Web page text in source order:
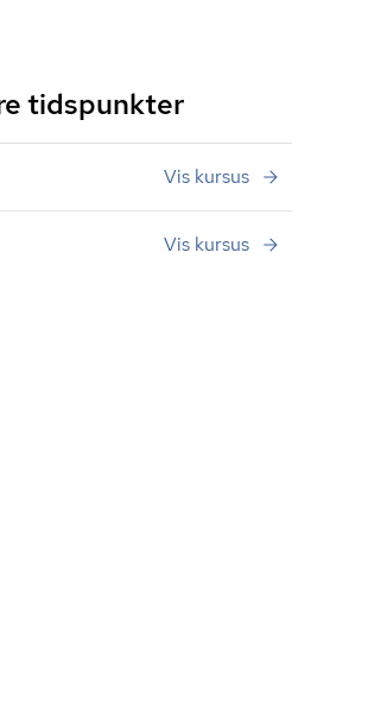
tidspunkter
Vis kursus
Vis kursus